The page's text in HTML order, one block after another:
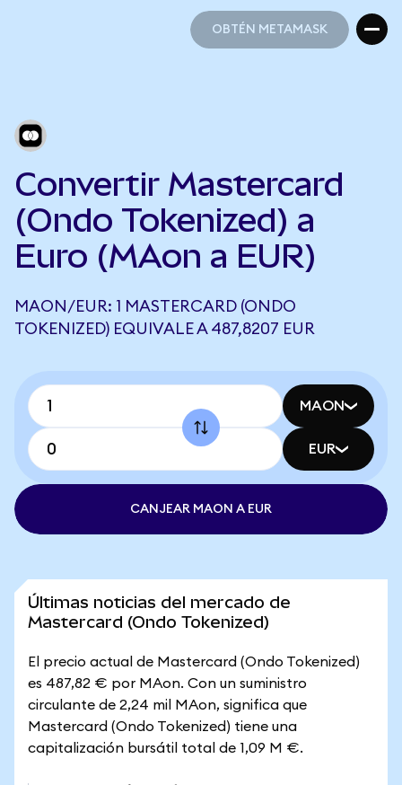
OBTÉN METAMASK
Convertir Mastercard
(Ondo Tokenized) a
Euro (MAon a EUR)
MAON/EUR: 1 MASTERCARD (ONDO
TOKENIZED) EQUIVALE A 487,8207 EUR
MAON
EUR
CANJEAR MAON A EUR
Últimas noticias del mercado de
Mastercard (Ondo Tokenized)
El precio actual de Mastercard (Ondo Tokenized)
es 487,82 € por MAon. Con un suministro
circulante de 2,24 mil MAon, significa que
Mastercard (Ondo Tokenized) tiene una
capitalización bursátil total de 1,09 M €.